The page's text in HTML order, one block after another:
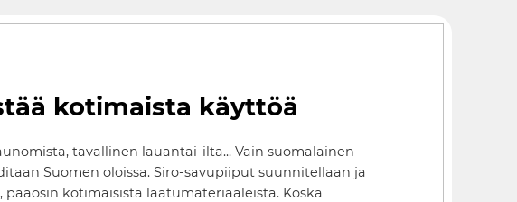
kotimaista käyttöä
tavallinen lauantai-ilta... Vain suomalainen
Suomen oloissa. Siro-savupiiput suunnitellaan ja
kotimaisista laatumateriaaleista. Koska